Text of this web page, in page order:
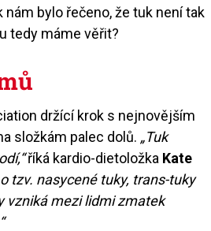
bylo řečeno, že tuk není tak
tedy máme věřit?
držící krok s nejnovějším
složkám palec dolů. „Tuk
říká kardio-dietoložka Kate
tzv. nasycené tuky, trans-tuky
vzniká mezi lidmi zmatek